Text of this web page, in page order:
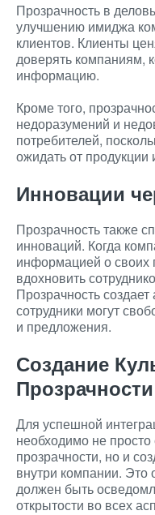
Прозрачность в
улучшению имиджа
клиентов. Клиенты
доверять компаниям,
информацию.
Кроме того,
недоразумений и
потребителей,
ожидать от продукции
Инновации
Прозрачность также
инноваций. Когда
информацией о своих
вдохновить
Прозрачность
сотрудники могут
и предложения.
Создание
Прозрачности
Для успешной
необходимо не
прозрачности, но и
внутри компании. Это
должен быть
открытости во всех